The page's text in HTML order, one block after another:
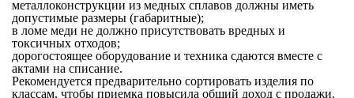
металлоконструкции из медных сплавов должны иметь
допустимые размеры (габаритные);
в ломе меди не должно присутствовать вредных и
токсичных отходов;
дорогостоящее оборудование и техника сдаются вместе с
актами на списание.
Рекомендуется предварительно сортировать изделия по
классам, чтобы приемка повысила общий доход с продажи.